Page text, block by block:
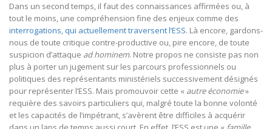
Dans un second temps, il faut des connaissances affirmées ou, à
tout le moins, une compréhension fine des enjeux comme des
interrogations, qui actuellement traversent l’ESS. Là encore, gardons-
nous de toute critique contre-productive ou, pire encore, de toute
suspicion d’attaque ad hominem. Notre propos ne consiste pas non
plus à porter un jugement sur les parcours professionnels ou
politiques des représentants ministériels successivement désignés
pour représenter l’ESS. Mais promouvoir cette « autre économie»
requière des savoirs particuliers qui, malgré toute la bonne volonté
et les capacités de l’impétrant, s’avèrent être difficiles à acquérir